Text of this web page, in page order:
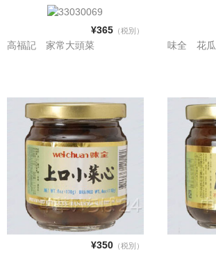
¥365（税別）
高福記 家常大頭菜 味全 花瓜
¥350（税別）